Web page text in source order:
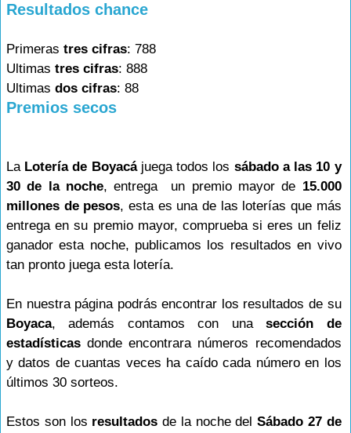
Resultados chance
Primeras tres cifras: 788
Ultimas tres cifras: 888
Ultimas dos cifras: 88
Premios secos
La Lotería de Boyacá juega todos los sábado a las 10 y
30 de la noche, entrega un premio mayor de 15.000
millones de pesos, esta es una de las loterías que más
entrega en su premio mayor, comprueba si eres un feliz
ganador esta noche, publicamos los resultados en vivo
tan pronto juega esta lotería.
En nuestra página podrás encontrar los resultados de su
Boyaca, además contamos con unasección de
estadísticas donde encontrara números recomendados
y datos de cuantas veces ha caído cada número en los
últimos 30 sorteos.
Estos son los resultados de la noche delSábado 27 de